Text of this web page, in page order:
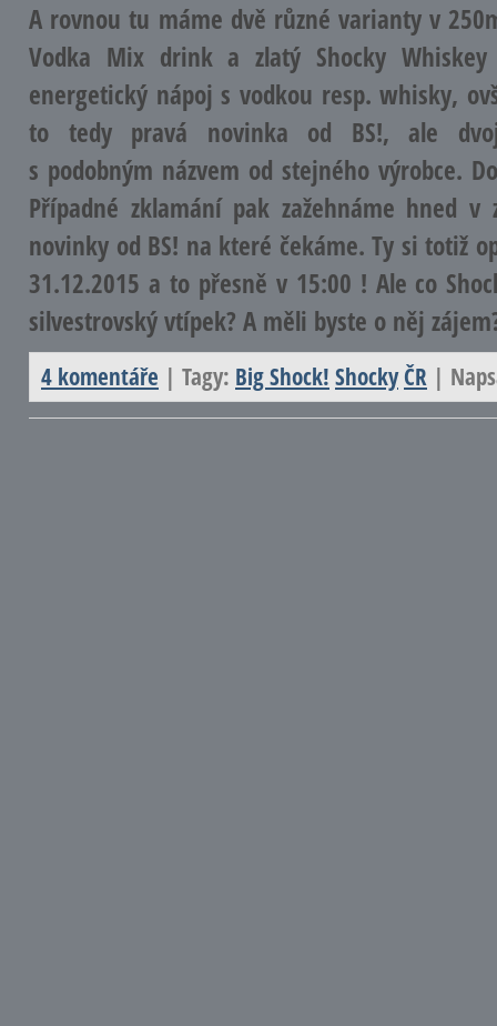
A rovnou tu máme dvě různé varianty v
Vodka Mix drink a zlatý Shocky
energetický nápoj s vodkou resp. whisky,
to tedy pravá novinka od BS!, ale
s podobným názvem od stejného výrobce.
Případné zklamání pak zažehnáme hned
novinky od BS! na které čekáme. Ty si totiž
31.12.2015 a to přesně v 15:00 ! Ale co
silvestrovský vtípek? A měli byste o něj
4 komentáře | Tagy: Big Shock! ShockyČR |